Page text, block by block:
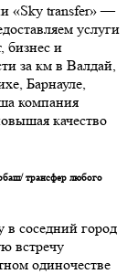
«Sky transfer» —
услуги
бизнес и
за км в Валдай,
Барнауле,
компания
качество
трансфер любого
в соседний город
встречу
одиночестве